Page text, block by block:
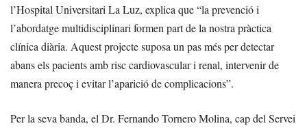
l’Hospital Universitari La Luz, explica que “la prevenció i
l’abordatge multidisciplinari formen part de la nostra pràctica
clínica diària. Aquest projecte suposa un pas més per detectar
abans els pacients amb risc cardiovascular i renal, intervenir de
manera precoç i evitar l’aparició de complicacions”.
Per la seva banda, el Dr. Fernando Tornero Molina, cap del Servei